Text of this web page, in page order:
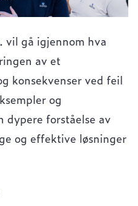
vil gå igjennom hva
av et
konsekvenser ved feil
og
dypere forståelse av
og effektive løsninger